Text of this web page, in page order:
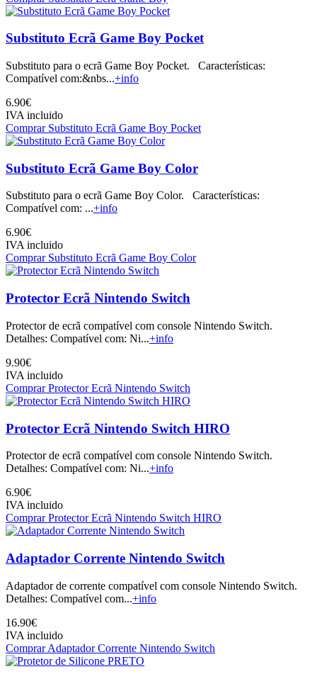
Substituto Ecrã Game Boy Pocket
Substituto para o ecrã Game Boy Pocket. Características:
Compatível com:&nbs...+info
6.90€
IVA incluido
Comprar Substituto Ecrã Game Boy Pocket
Substituto Ecrã Game Boy Color
Substituto para o ecrã Game Boy Color. Características:
Compatível com: ...+info
6.90€
IVA incluido
Comprar Substituto Ecrã Game Boy Color
Protector Ecrã Nintendo Switch
Protector de ecrã compatível com console Nintendo Switch.
Detalhes: Compatível com: Ni...+info
9.90€
IVA incluido
Comprar Protector Ecrã Nintendo Switch
Protector Ecrã Nintendo Switch HIRO
Protector de ecrã compatível com console Nintendo Switch.
Detalhes: Compatível com: Ni...+info
6.90€
IVA incluido
Comprar Protector Ecrã Nintendo Switch HIRO
Adaptador Corrente Nintendo Switch
Adaptador de corrente compatível com console Nintendo Switch.
Detalhes: Compatível com...+info
16.90€
IVA incluido
Comprar Adaptador Corrente Nintendo Switch